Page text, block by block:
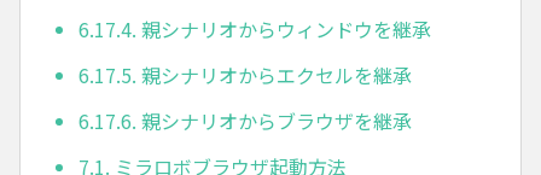
6.17.4. 親シナリオからウィンドウを継承
6.17.5. 親シナリオからエクセルを継承
6.17.6. 親シナリオからブラウザを継承
7.1. ミラロボブラウザ起動方法